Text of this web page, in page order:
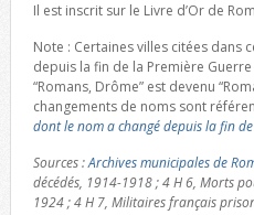
Il est inscrit sur le Livre d’Or de
Note : Certaines villes citées dans
depuis la fin de la Première
“Romans, Drôme” est devenu
changements de noms sont
dont le nom a changé depuis la fin
Sources :Archives municipales de
décédés, 1914-1918 ; 4 H 6, Morts
1924 ; 4 H 7, Militaires français